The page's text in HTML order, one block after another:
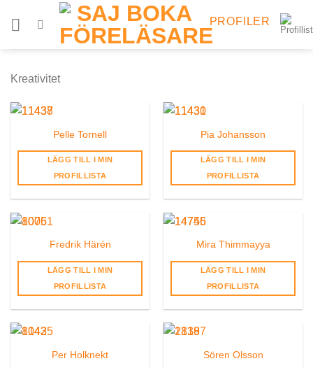
PROFILER
Kreativitet
Pelle Tornell
LÄGG TILL I MIN
PROFILLISTA
Pia Johansson
LÄGG TILL I MIN
PROFILLISTA
Fredrik Härén
LÄGG TILL I MIN
PROFILLISTA
Mira Thimmayya
LÄGG TILL I MIN
PROFILLISTA
Per Holknekt Sören Olsson